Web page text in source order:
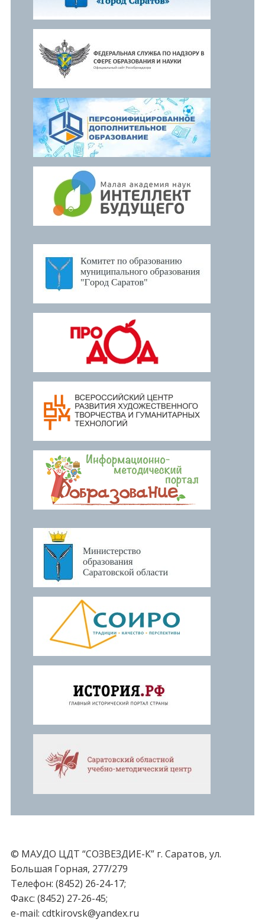
© МАУДО ЦДТ “СОЗВЕЗДИЕ-К” г. Саратов, ул.
Большая Горная, 277/279
Телефон: (8452) 26-24-17;
Факс: (8452) 27-26-45;
e-mail: cdtkirovsk@yandex.ru